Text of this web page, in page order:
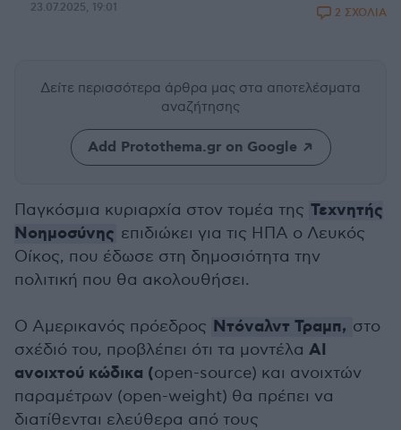
23.07.2025, 19:01 2 ΣΧΟΛΙΑ
Δείτε περισσότερα άρθρα μας στα αποτελέσματα
αναζήτησης
Add Protothema.gr on Google
Παγκόσμια κυριαρχία στον τομέα της Τεχνητής
Νοημοσύνης επιδιώκει για τις ΗΠΑ ο Λευκός
Οίκος, που έδωσε στη δημοσιότητα την
πολιτική που θα ακολουθήσει.
Ο Αμερικανός πρόεδρος Ντόναλντ Τραμπ, στο
σχέδιό του, προβλέπει ότι τα μοντέλα AI
ανοιχτού κώδικα (open-source) και ανοιχτών
παραμέτρων (open-weight) θα πρέπει να
διατίθενται ελεύθερα από τους